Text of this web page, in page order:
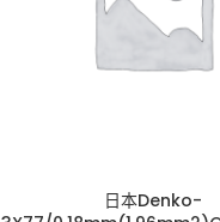
日本Denko-